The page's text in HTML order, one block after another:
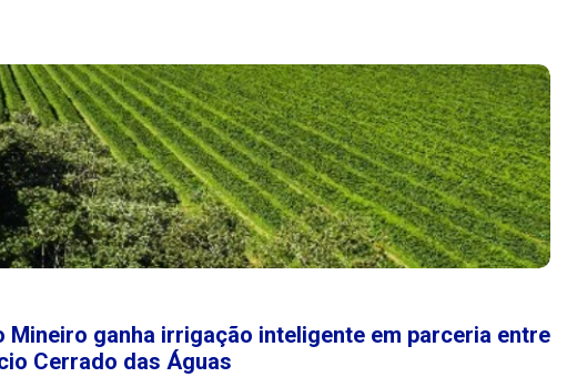
Mineiro ganha irrigação inteligente em parceria entre
Cerrado das Águas